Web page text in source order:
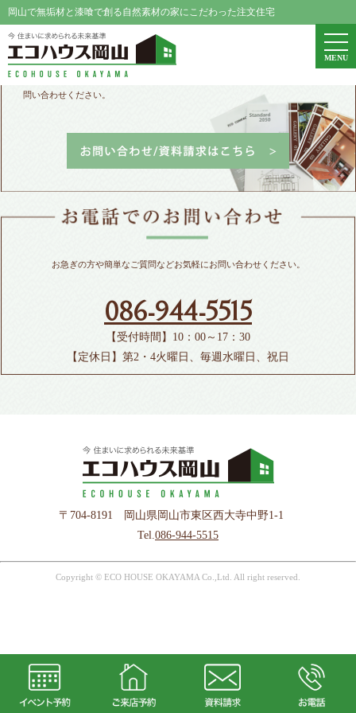
岡山で無垢材と漆喰で創る自然素材の家にこだわった注文住宅
問い合わせください。
お急ぎの方や簡単なご質問などお気軽にお問い合わせください。
086-944-5515
【受付時間】10：00～17：30
【定休日】第2・4火曜日、毎週水曜日、祝日
〒704-8191 岡山県岡山市東区西大寺中野1-1
Tel.086-944-5515
MENU
Copyright © ECO HOUSE OKAYAMA Co.,Ltd. All right reserved.